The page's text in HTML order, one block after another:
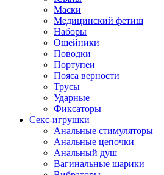
Маски
Медицинский фетиш
Наборы
Ошейники
Поводки
Портупеи
Пояса верности
Трусы
Ударные
Фиксаторы
Секс-игрушки
Анальные стимуляторы
Анальные цепочки
Анальный душ
Вагинальные шарики